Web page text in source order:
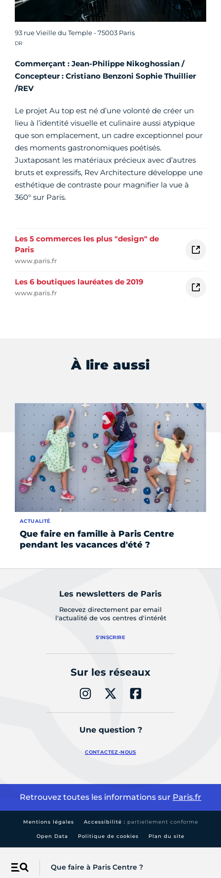
Menu Que faire à Paris Centre ?
93 rue Vieille du Temple - 75003 Paris
Crédit photo :
DR
Commerçant : Jean-Philippe Nikoghossian /
Concepteur : Cristiano Benzoni Sophie Thuillier
/REV
Le projet Au top est né d’une volonté de créer un
lieu à l’identité visuelle et culinaire aussi atypique
que son emplacement, un cadre exceptionnel pour
des moments gastronomiques poétisés.
Juxtaposant les matériaux précieux avec d’autres
bruts et expressifs, Rev Architecture développe une
esthétique de contraste pour magnifier la vue à
360° sur Paris.
Les 5 commerces les plus "design" de
Paris
www.paris.fr
Les 6 boutiques lauréates de 2019
www.paris.fr
À lire aussi
Que faire en famille à Paris Centre
pendant les vacances d'été ?
ACTUALITÉ
Les newsletters de Paris
Recevez directement par email
l'actualité de vos centres d'intérêt
S'INSCRIRE
Sur les réseaux
Une question ?
CONTACTEZ-NOUS
Retrouvez toutes les informations sur Paris.fr
Mentions légales Accessibilité : partiellement conforme
Open Data Politique de cookies Plan du site